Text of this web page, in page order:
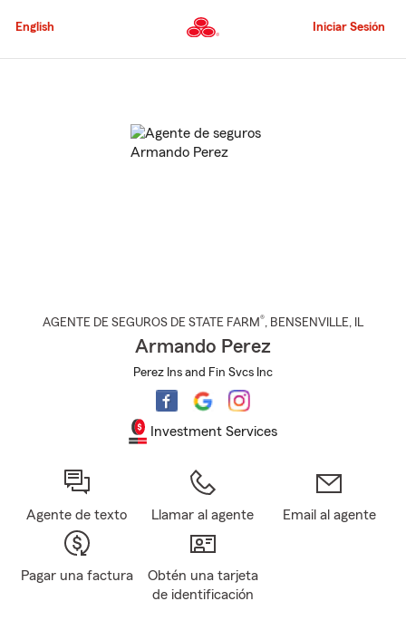
al
principal
English Iniciar Sesión
AGENTE DE SEGUROS DE STATE FARM®, BENSENVILLE, IL
Armando Perez
Perez Ins and Fin Svcs Inc
Investment Services
Agente de texto Llamar al agente Email al agente
Pagar una factura
Obtén una tarjeta
de identificación